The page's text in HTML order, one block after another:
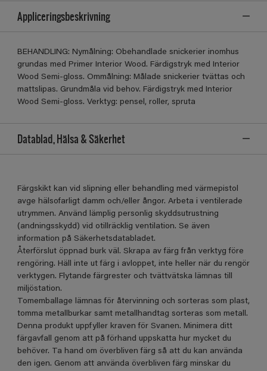
Appliceringsbeskrivning
BEHANDLING: Nymålning: Obehandlade snickerier inomhus
grundas med Primer Interior Wood. Färdigstryk med Interior
Wood Semi-gloss. Ommålning: Målade snickerier tvättas och
mattslipas. Grundmåla vid behov. Färdigstryk med Interior
Wood Semi-gloss. Verktyg: pensel, roller, spruta
Datablad, Hälsa & Säkerhet
Färgskikt kan vid slipning eller behandling med värmepistol
avge hälsofarligt damm och/eller ångor. Arbeta i ventilerade
utrymmen. Använd lämplig personlig skyddsutrustning
(andningsskydd) vid otillräcklig ventilation. Se även
information på Säkerhetsdatabladet.
Återförslut öppnad burk väl. Skrapa av färg från verktyg före
rengöring. Häll inte ut färg i avloppet, inte heller när du rengör
verktygen. Flytande färgrester och tvättvätska lämnas till
miljöstation.
Tomemballage lämnas för återvinning och sorteras som plast,
tomma metallburkar samt metallhandtag sorteras som metall.
Denna produkt uppfyller kraven för Svanen. Minimera ditt
färgavfall genom att på förhand uppskatta hur mycket du
behöver. Ta hand om överbliven färg så att du kan använda
den igen. Genom att använda överbliven färg minskar du